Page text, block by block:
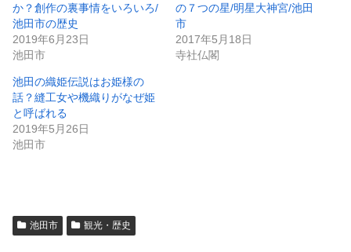
か？創作の裏事情をいろいろ/
池田市の歴史
2019年6月23日
池田市
の７つの星/明星大神宮/池田
市
2017年5月18日
寺社仏閣
池田の織姫伝説はお姫様の
話？縫工女や機織りがなぜ姫
と呼ばれる
2019年5月26日
池田市
池田市 観光・歴史